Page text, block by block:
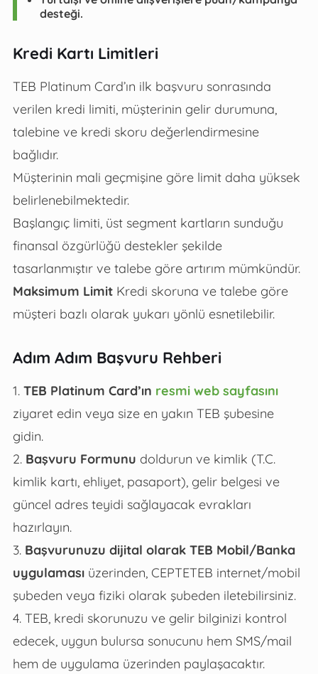
desteği.
Kredi Kartı Limitleri
TEB Platinum Card’ın ilk başvuru sonrasında
verilen kredi limiti, müşterinin gelir durumuna,
talebine ve kredi skoru değerlendirmesine
bağlıdır.
Müşterinin mali geçmişine göre limit daha yüksek
belirlenebilmektedir.
Başlangıç limiti, üst segment kartların sunduğu
finansal özgürlüğü destekler şekilde
tasarlanmıştır ve talebe göre artırım mümkündür.
Maksimum Limit Kredi skoruna ve talebe göre
müşteri bazlı olarak yukarı yönlü esnetilebilir.
Adım Adım Başvuru Rehberi
1. TEB Platinum Card’ın resmi web sayfasını
ziyaret edin veya size en yakın TEB şubesine
gidin.
2. Başvuru Formunu doldurun ve kimlik (T.C.
kimlik kartı, ehliyet, pasaport), gelir belgesi ve
güncel adres teyidi sağlayacak evrakları
hazırlayın.
3. Başvurunuzu dijital olarak TEB Mobil/Banka
uygulamasıüzerinden, CEPTETEB internet/mobil
şubeden veya fiziki olarak şubeden iletebilirsiniz.
4. TEB, kredi skorunuzu ve gelir bilginizi kontrol
edecek, uygun bulursa sonucunu hem SMS/mail
hem de uygulama üzerinden paylaşacaktır.